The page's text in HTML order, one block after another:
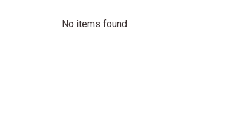
No items found